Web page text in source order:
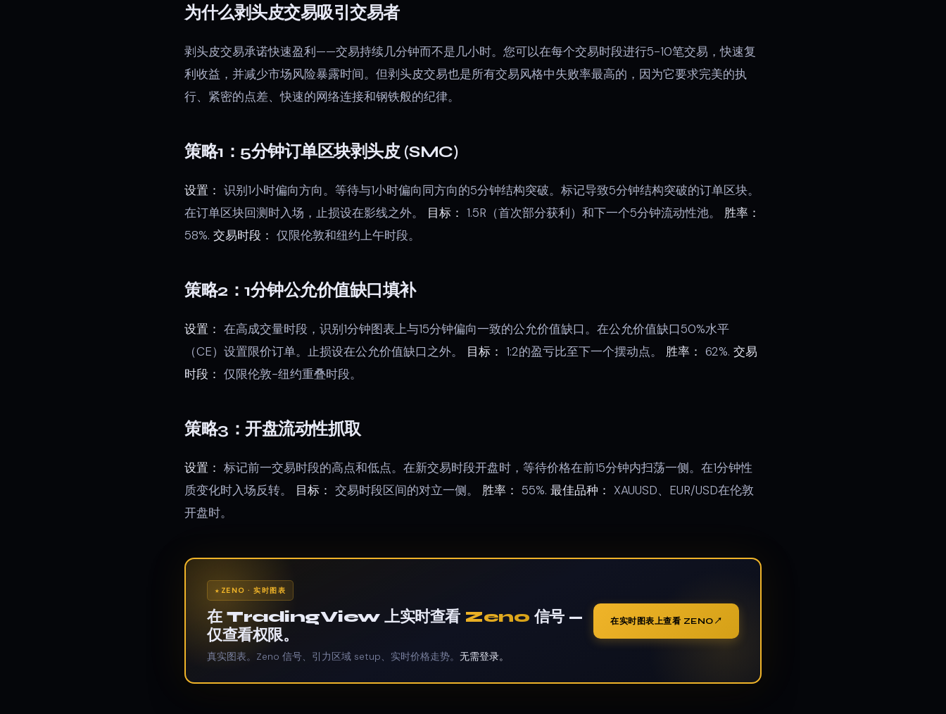
为什么剥头皮交易吸引交易者
剥头皮交易承诺快速盈利——交易持续几分钟而不是几小时。您可以在每个交易时段进行5-10笔交易，快速复
利收益，并减少市场风险暴露时间。但剥头皮交易也是所有交易风格中失败率最高的，因为它要求完美的执
行、紧密的点差、快速的网络连接和钢铁般的纪律。
策略1：5分钟订单区块剥头皮 (SMC)
设置： 识别1小时偏向方向。等待与1小时偏向同方向的5分钟结构突破。标记导致5分钟结构突破的订单区块。
在订单区块回测时入场，止损设在影线之外。 目标： 1.5R（首次部分获利）和下一个5分钟流动性池。 胜率：
58%. 交易时段： 仅限伦敦和纽约上午时段。
策略2：1分钟公允价值缺口填补
设置： 在高成交量时段，识别1分钟图表上与15分钟偏向一致的公允价值缺口。在公允价值缺口50%水平
（CE）设置限价订单。止损设在公允价值缺口之外。 目标： 1:2的盈亏比至下一个摆动点。 胜率： 62%. 交易
时段： 仅限伦敦-纽约重叠时段。
策略3：开盘流动性抓取
设置： 标记前一交易时段的高点和低点。在新交易时段开盘时，等待价格在前15分钟内扫荡一侧。在1分钟性
质变化时入场反转。 目标： 交易时段区间的对立一侧。 胜率： 55%. 最佳品种： XAUUSD、EUR/USD在伦敦
开盘时。
ZENO · 实时图表
在 TradingView 上实时查看 Zeno 信号 —
仅查看权限。
真实图表。Zeno 信号、引力区域 setup、实时价格走势。 无需登录。
在实时图表上查看 ZENO